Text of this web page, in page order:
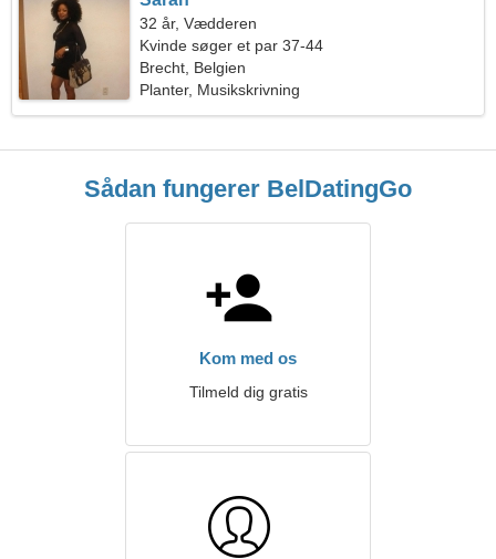
32 år, Vædderen
Kvinde søger et par 37-44
Brecht, Belgien
Planter, Musikskrivning
Sådan fungerer BelDatingGo
Kom med os
Tilmeld dig gratis